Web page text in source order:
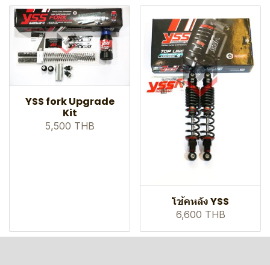
YSS fork Upgrade
Kit
5,500 THB
โช้คหลัง YSS
6,600 THB